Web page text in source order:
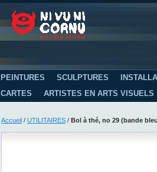
PEINTURES SCULPTURES
CARTES
ARTISTES EN ARTS VISUELS
Accueil / UTILITAIRES / Bol à thé, no 29 (bande